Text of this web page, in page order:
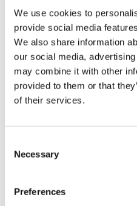
We use cookies to
provide social media
We also share information
our social media,
may combine it with other
provided to them or that
of their services.
Selection
Necessary
Preferences